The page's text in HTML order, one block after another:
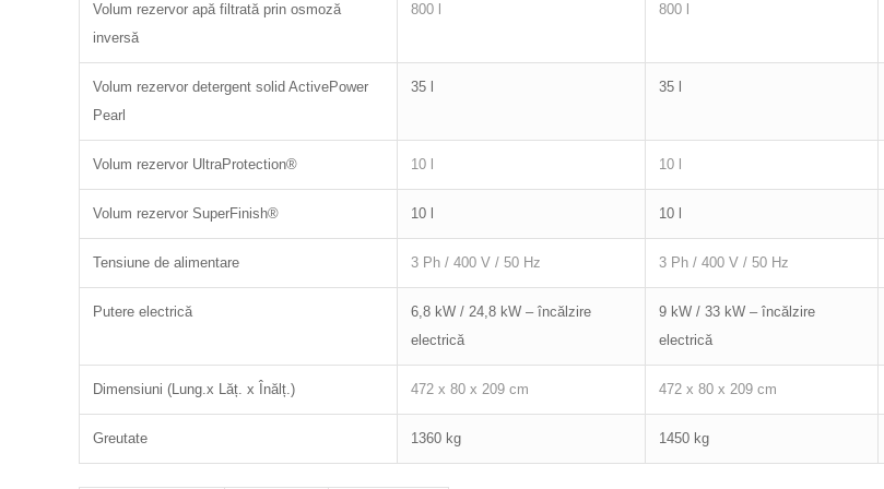
Volum rezervor apă filtrată prin osmoză
inversă
800 l 800 l
Volum rezervor detergent solid ActivePower
Pearl
35 l 35 l
Volum rezervor UltraProtection® 10 l 10 l
Volum rezervor SuperFinish® 10 l 10 l
Tensiune de alimentare 3 Ph / 400 V / 50 Hz 3 Ph / 400 V / 50 Hz
Putere electrică
6,8 kW / 24,8 kW – încălzire
electrică
9 kW / 33 kW – încălzire
electrică
Dimensiuni (Lung.x Lăț. x Înălț.) 472 x 80 x 209 cm 472 x 80 x 209 cm
Greutate 1360 kg 1450 kg